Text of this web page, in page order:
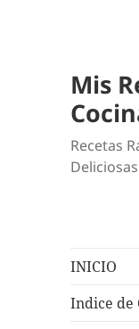
Mis
Recetas
Deliciosas
INICIO
Indice de